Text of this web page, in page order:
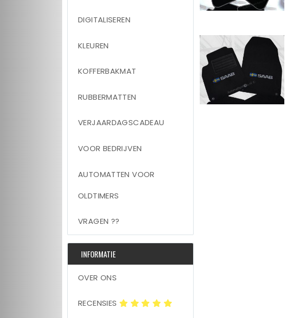
DIGITALISEREN
KLEUREN
KOFFERBAKMAT
RUBBERMATTEN
VERJAARDAGSCADEAU
VOOR BEDRIJVEN
AUTOMATTEN VOOR
OLDTIMERS
VRAGEN ??
INFORMATIE
OVER ONS
RECENSIES